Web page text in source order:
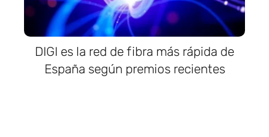
DIGI es la red de fibra más rápida de
España según premios recientes